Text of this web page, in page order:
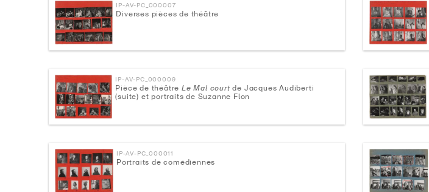
IP-AV-PC_000007
Diverses pièces de théâtre
IP-AV-PC_000009
Pièce de théâtreLe Mal court de Jacques Audiberti
(suite) et portraits de Suzanne Flon
IP-AV-PC_000011
Portraits de comédiennes